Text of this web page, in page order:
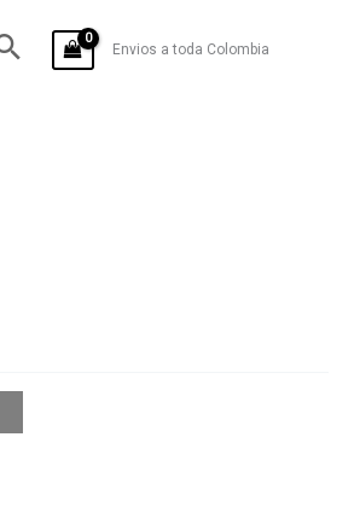
Envios a toda Colombia